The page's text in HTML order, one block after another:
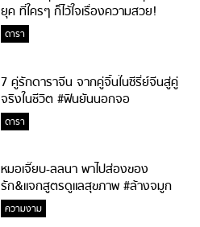
ยุค ที่ใครๆ ก็ไว้ใจเรื่องความสวย!
ดารา
7 คู่รักดาราจีน จากคู่จิ้นในซีรี่ย์จีนสู่คู่
จริงในชีวิต #ฟินยันนอกจอ
ดารา
หมอเจี๊ยบ-ลลนา พาไปส่องของ
รัก&แจกสูตรดูแลสุขภาพ #ล้างจมูก
ไม่ยากจะสอนให้
ความงาม